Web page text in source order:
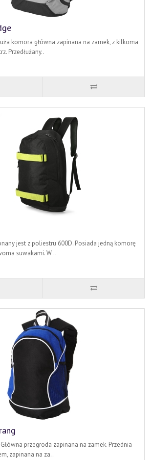
komora główna zapinana na zamek, z kilkoma
Przedłużany..
jest z poliestru 600D. Posiada jedną komorę
suwakami. W ..
przegroda zapinana na zamek. Przednia
zapinana na za..